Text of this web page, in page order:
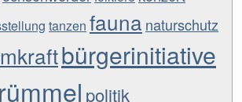
tanzen fauna naturschutz
bürgerinitiative
politik